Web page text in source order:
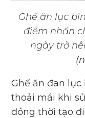
Ghế ăn lục
điểm nhấn
ngày trở
Ghế ăn đan
thoải mái khi
đồng thời tạo